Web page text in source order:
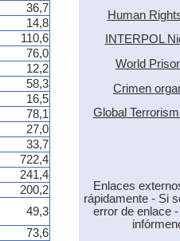
36,7
14,8
110,6
76,0
12,2
58,3
16,5
78,1
27,0
33,7
722,4
241,4
200,2
49,3
73,6
Human
INTERPOL
World
Crimen
Global
Enlaces
rápidamente - Si
error de enlace